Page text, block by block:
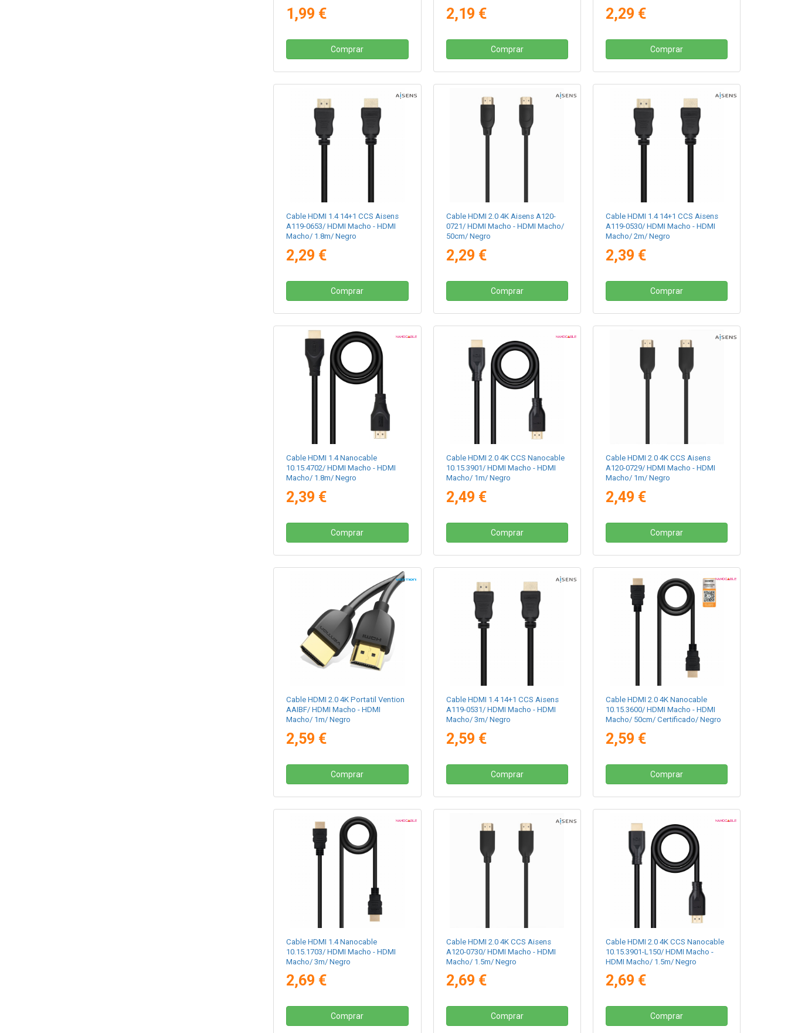
1,99 €
Comprar
2,19 €
Comprar
2,29 €
Comprar
Cable HDMI 1.4 14+1 CCS Aisens
A119-0653/ HDMI Macho - HDMI
Macho/ 1.8m/ Negro
2,29 €
Comprar
Cable HDMI 2.0 4K Aisens A120-
0721/ HDMI Macho - HDMI Macho/
50cm/ Negro
2,29 €
Comprar
Cable HDMI 1.4 14+1 CCS Aisens
A119-0530/ HDMI Macho - HDMI
Macho/ 2m/ Negro
2,39 €
Comprar
Cable HDMI 1.4 Nanocable
10.15.4702/ HDMI Macho - HDMI
Macho/ 1.8m/ Negro
2,39 €
Comprar
Cable HDMI 2.0 4K CCS Nanocable
10.15.3901/ HDMI Macho - HDMI
Macho/ 1m/ Negro
2,49 €
Comprar
Cable HDMI 2.0 4K CCS Aisens
A120-0729/ HDMI Macho - HDMI
Macho/ 1m/ Negro
2,49 €
Comprar
Cable HDMI 2.0 4K Portatil Vention
AAIBF/ HDMI Macho - HDMI
Macho/ 1m/ Negro
2,59 €
Comprar
Cable HDMI 1.4 14+1 CCS Aisens
A119-0531/ HDMI Macho - HDMI
Macho/ 3m/ Negro
2,59 €
Comprar
Cable HDMI 2.0 4K Nanocable
10.15.3600/ HDMI Macho - HDMI
Macho/ 50cm/ Certificado/ Negro
2,59 €
Comprar
Cable HDMI 1.4 Nanocable
10.15.1703/ HDMI Macho - HDMI
Macho/ 3m/ Negro
2,69 €
Comprar
Cable HDMI 2.0 4K CCS Aisens
A120-0730/ HDMI Macho - HDMI
Macho/ 1.5m/ Negro
2,69 €
Comprar
Cable HDMI 2.0 4K CCS Nanocable
10.15.3901-L150/ HDMI Macho -
HDMI Macho/ 1.5m/ Negro
2,69 €
Comprar